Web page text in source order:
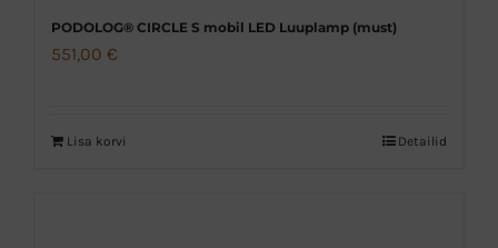
PODOLOG® CIRCLE S mobil LED Luuplamp (must)
551,00 €
Lisa korvi Detailid